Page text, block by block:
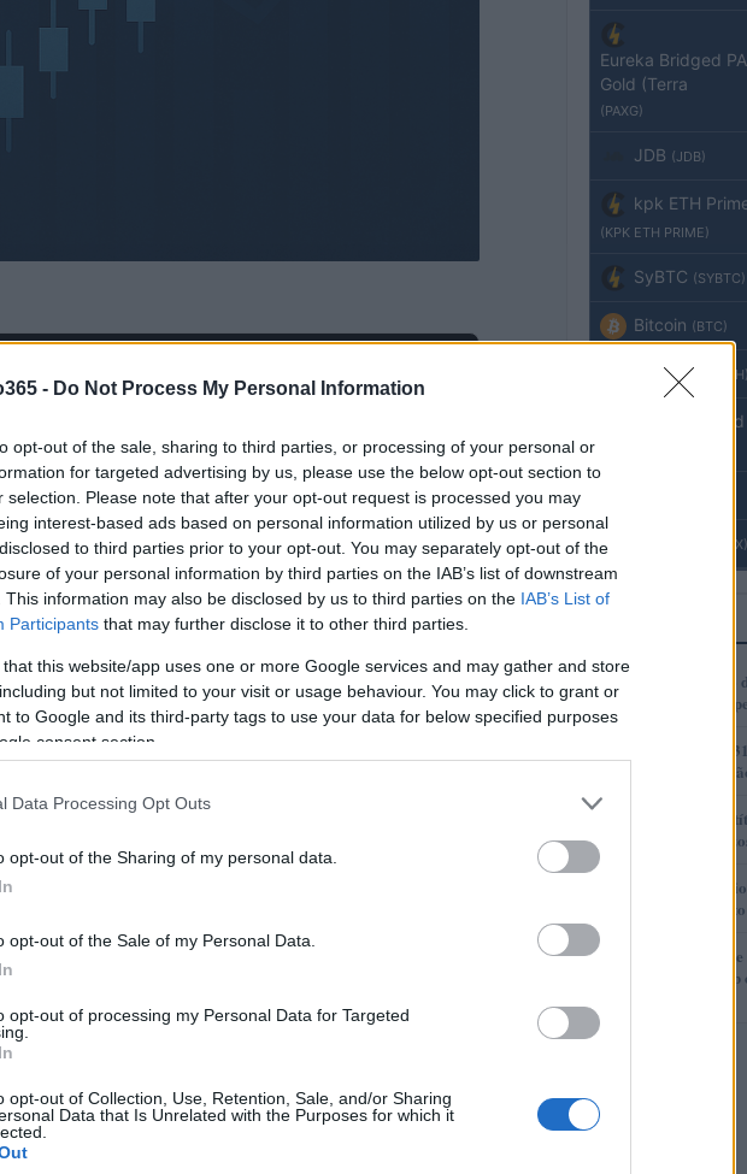
- Do Not Process My Personal Information
opt-out of the sale, sharing to third parties, or processing of your personal or
for targeted advertising by us, please use the below opt-out section to
selection. Please note that after your opt-out request is processed you may
interest-based ads based on personal information utilized by us or personal
to third parties prior to your opt-out. You may separately opt-out of the
of your personal information by third parties on the IAB’s list of downstream
This information may also be disclosed by us to third parties on the IAB’s List of
Participants that may further disclose it to other third parties.
that this website/app uses one or more Google services and may gather and store
but not limited to your visit or usage behaviour. You may click to grant or
to Google and its third-party tags to use your data for below specified purposes
consent section.
Data Processing Opt Outs
opt-out of the Sharing of my personal data.
opt-out of the Sale of my Personal Data.
opt-out of processing my Personal Data for Targeted
opt-out of Collection, Use, Retention, Sale, and/or Sharing
Data that Is Unrelated with the Purposes for which it
POWERED BY AdhubMedia
do Lido, conhecido como a “solução de
Eureka Bridged
Gold (Terra
(PAXG)
JDB (JDB)
kpk ETH
(KPK ETH PRIME)
SyBTC (SYBTC)
Bitcoin (BTC)
Ethereum (ETH)
kpk ETH Yield
(USDEX)
1
Como a
transformando a
2
Crescimento de
imobiliários em
3
Como selecionar
com base em
DCA e preço
prático para cripto
5
Comparação
metas SMART